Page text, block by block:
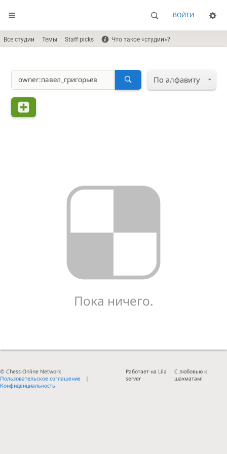
ВОЙТИ
Все студии Темы Staff picks Что такое «студии»?
По алфавиту
Пока ничего.
© Chess-Online Network
Пользовательское соглашение
Конфиденциальность
Работает на Lila
server
С любовью к
шахматам!